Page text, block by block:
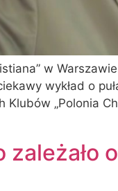
w
wykład o
„Polonia